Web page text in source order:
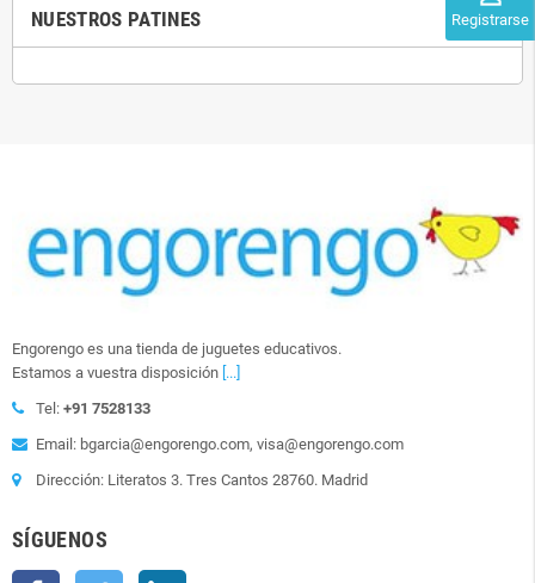
Registrarse
NUESTROS PATINES
Engorengo es una tienda de juguetes educativos.
Estamos a vuestra disposición [...]
Tel: +91 7528133
Email: bgarcia@engorengo.com, visa@engorengo.com
Dirección: Literatos 3. Tres Cantos 28760. Madrid
SÍGUENOS